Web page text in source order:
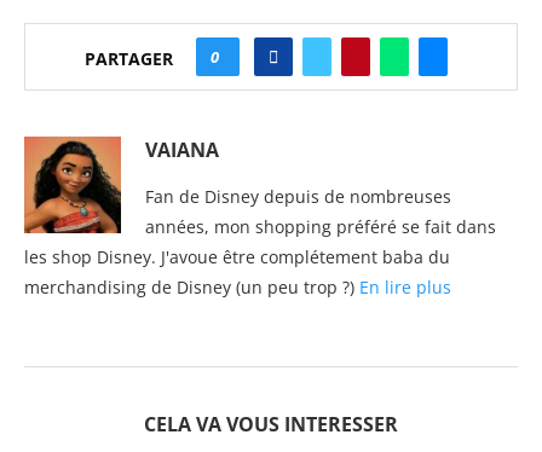
PARTAGER 0
VAIANA
Fan de Disney depuis de nombreuses
années, mon shopping préféré se fait dans
les shop Disney. J'avoue être complétement baba du
merchandising de Disney (un peu trop ?) En lire plus
CELA VA VOUS INTERESSER